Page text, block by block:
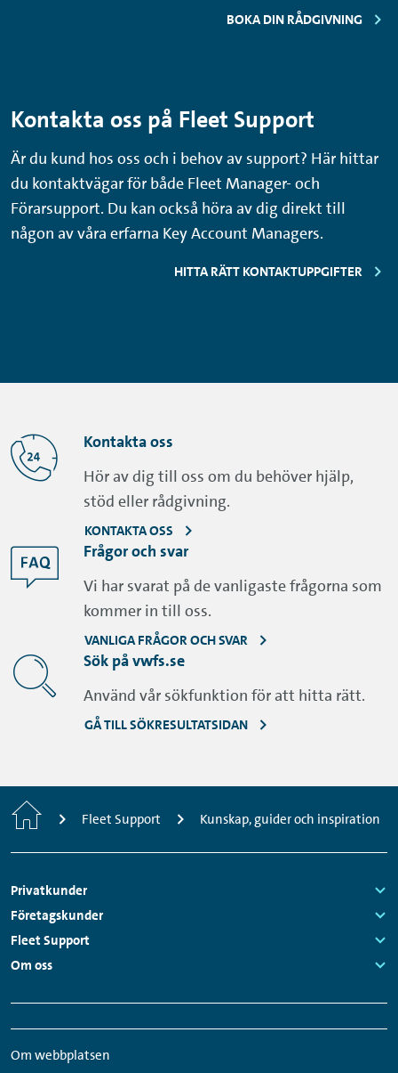
BOKA DIN RÅDGIVNING
Kontakta oss på Fleet Support
Är du kund hos oss och i behov av support? Här hittar
du kontaktvägar för både Fleet Manager- och
Förarsupport. Du kan också höra av dig direkt till
någon av våra erfarna Key Account Managers.
HITTA RÄTT KONTAKTUPPGIFTER
Kontakta oss
Hör av dig till oss om du behöver hjälp,
stöd eller rådgivning.
KONTAKTA OSS
Frågor och svar
Vi har svarat på de vanligaste frågorna som
kommer in till oss.
VANLIGA FRÅGOR OCH SVAR
Sök på vwfs.se
Använd vår sökfunktion för att hitta rätt.
GÅ TILL SÖKRESULTATSIDAN
StartsidaFleet Support Kunskap, guider och inspiration
Sidfotsmeny
Privatkunder
Links:
Företagskunder
Links:
Fleet Support
Links:
Om oss
sidfot
Om webbplatsen
medier-